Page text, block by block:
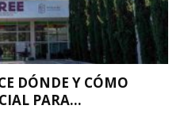
DÓNDE Y CÓMO
PARA...